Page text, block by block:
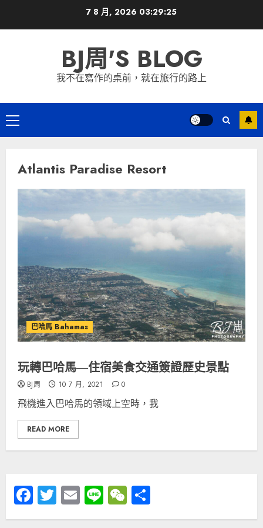
7 8 月, 2026 03:29:25
BJ周'S BLOG
我不在寫作的桌前，就在旅行的路上
Primary
Menu
Atlantis Paradise Resort
巴哈馬 Bahamas
玩轉巴哈馬—住宿美食交通簽證歷史景點
BJ周 10 7 月, 2021 0
飛機進入巴哈馬的領域上空時，我
READ MORE
Facebook
Twitter
Email
LineWeChat
享